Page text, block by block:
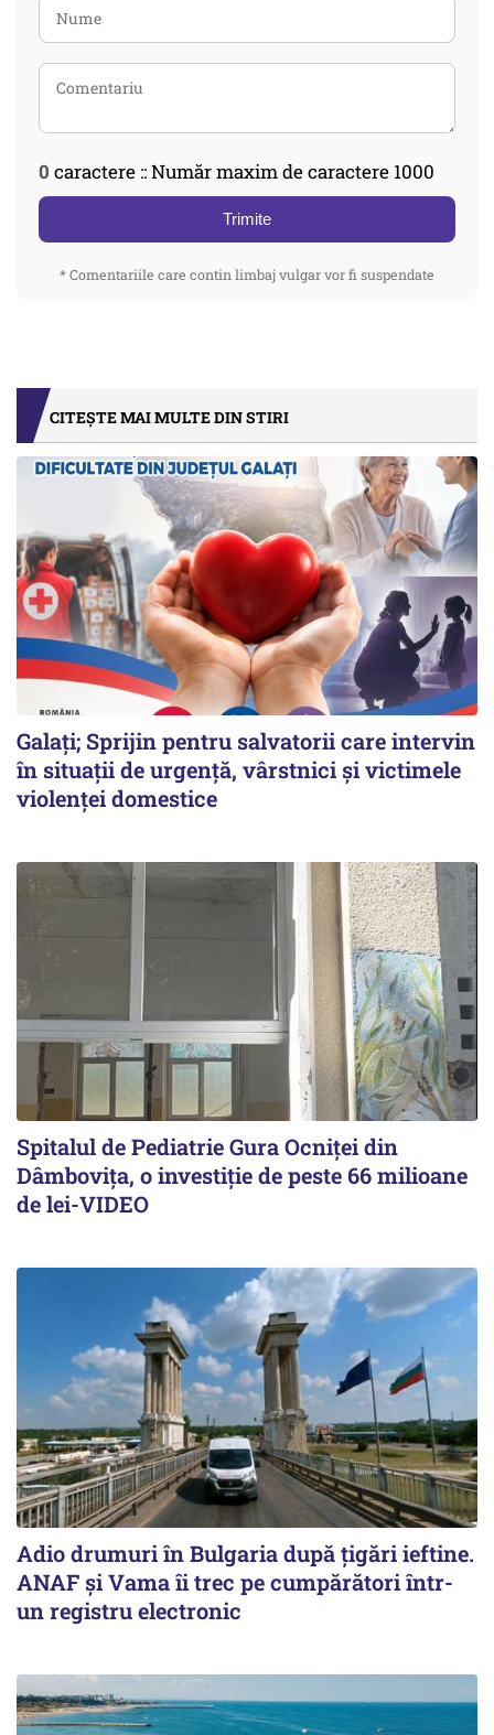
0 caractere :: Număr maxim de caractere 1000
Trimite
* Comentariile care contin limbaj vulgar vor fi suspendate
CITEȘTE MAI MULTE DIN STIRI
Galați; Sprijin pentru salvatorii care intervin
în situații de urgență, vârstnici și victimele
violenței domestice
Spitalul de Pediatrie Gura Ocniței din
Dâmbovița, o investiție de peste 66 milioane
de lei-VIDEO
Adio drumuri în Bulgaria după țigări ieftine.
ANAF și Vama îi trec pe cumpărători într-
un registru electronic